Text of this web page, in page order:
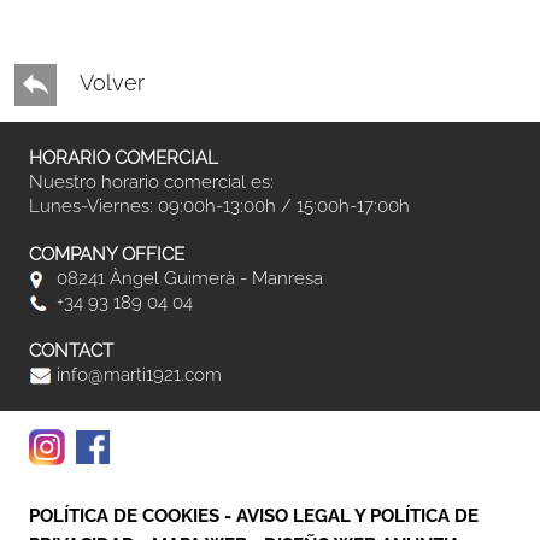
Volver
HORARIO COMERCIAL
Nuestro horario comercial es:
Lunes-Viernes: 09:00h-13:00h / 15:00h-17:00h
COMPANY OFFICE
08241 Àngel Guimerà - Manresa
+34 93 189 04 04
CONTACT
info@marti1921.com
POLÍTICA DE COOKIES - AVISO LEGAL Y POLÍTICA DE